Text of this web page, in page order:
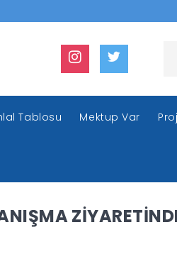
Tablosu Mektup Var